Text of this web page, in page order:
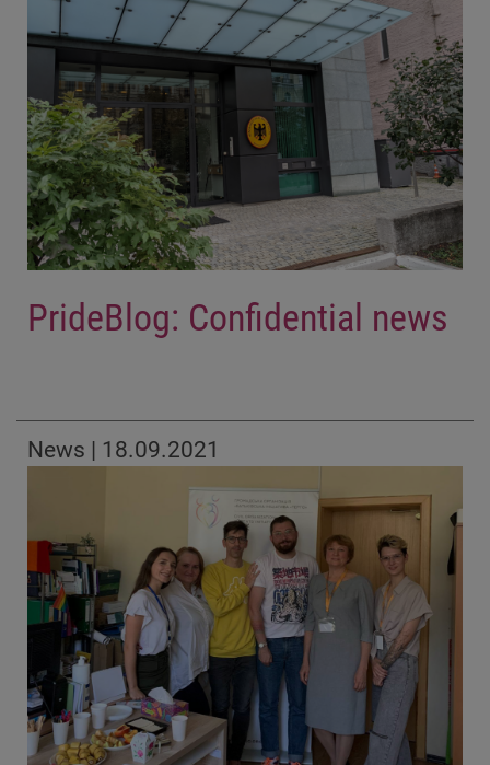
PrideBlog: Confidential news
News | 18.09.2021